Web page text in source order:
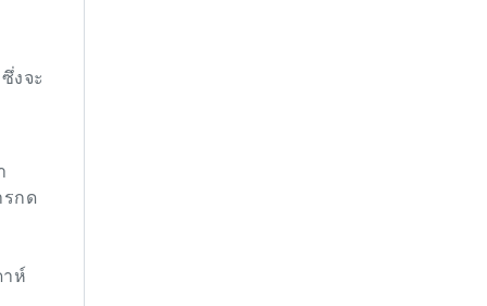
งจะ
รกด
าห์